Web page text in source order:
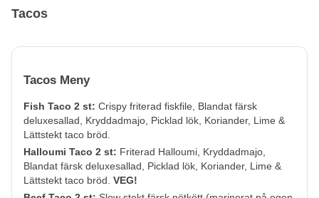
Tacos
Tacos Meny
Fish Taco 2 st: Crispy friterad fiskfile, Blandat färsk
deluxesallad, Kryddadmajo, Picklad lök, Koriander, Lime &
Lättstekt taco bröd.
Halloumi Taco 2 st: Friterad Halloumi, Kryddadmajo,
Blandat färsk deluxesallad, Picklad lök, Koriander, Lime &
Lättstekt taco bröd. VEG!